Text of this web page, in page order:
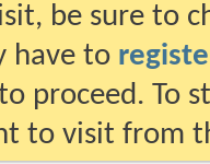
be sure to
have to
proceed. To
to visit from